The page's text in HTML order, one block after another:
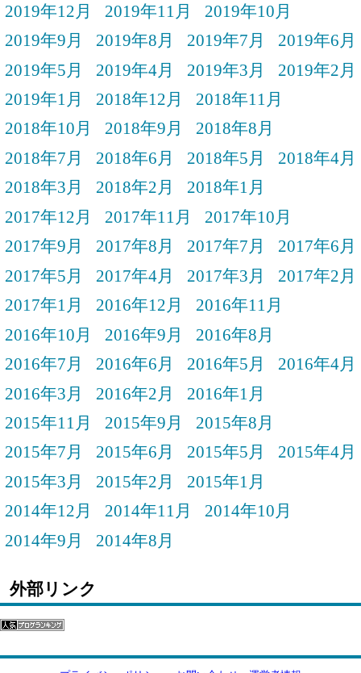
2019年12月
2019年11月
2019年10月
2019年9月
2019年8月 2019年7月
2019年6月
2019年5月
2019年4月 2019年3月
2019年2月
2019年1月
2018年12月
2018年11月
2018年10月
2018年9月
2018年8月
2018年7月
2018年6月 2018年5月
2018年4月
2018年3月
2018年2月
2018年1月
2017年12月
2017年11月
2017年10月
2017年9月
2017年8月 2017年7月
2017年6月
2017年5月
2017年4月 2017年3月
2017年2月
2017年1月
2016年12月
2016年11月
2016年10月
2016年9月
2016年8月
2016年7月
2016年6月 2016年5月
2016年4月
2016年3月
2016年2月
2016年1月
2015年11月
2015年9月
2015年8月
2015年7月
2015年6月 2015年5月
2015年4月
2015年3月
2015年2月
2015年1月
2014年12月
2014年11月
2014年10月
2014年9月
2014年8月
外部リンク